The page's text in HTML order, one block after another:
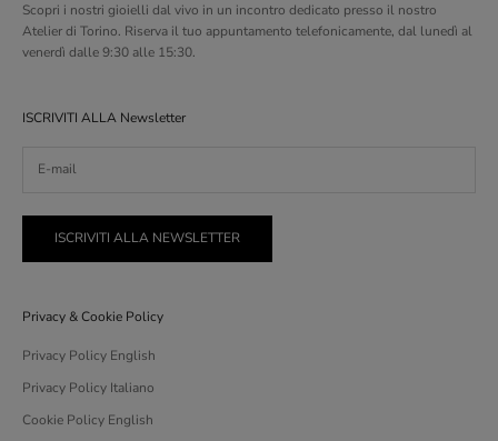
Scopri i nostri gioielli dal vivo in un incontro dedicato presso il nostro
Atelier di Torino. Riserva il tuo appuntamento telefonicamente, dal lunedì al
venerdì dalle 9:30 alle 15:30.
ISCRIVITI ALLA Newsletter
ISCRIVITI ALLA NEWSLETTER
Privacy & Cookie Policy
Privacy Policy English
Privacy Policy Italiano
Cookie Policy English